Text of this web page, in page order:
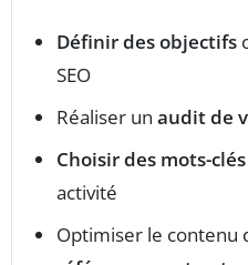
Définir des objectifs
SEO
Réaliser un audit de
Choisir des mots-clés
activité
Optimiser le contenu